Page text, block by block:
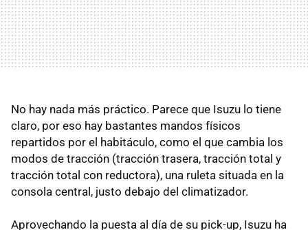
No hay nada más práctico. Parece que Isuzu lo tiene
claro, por eso hay bastantes mandos físicos
repartidos por el habitáculo, como el que cambia los
modos de tracción (tracción trasera, tracción total y
tracción total con reductora), una ruleta situada en la
consola central, justo debajo del climatizador.
Aprovechando la puesta al día de su pick-up, Isuzu ha